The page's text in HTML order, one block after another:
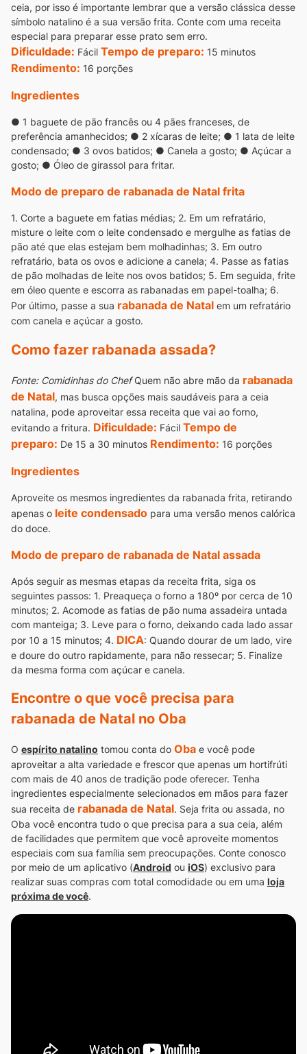
ceia, por isso é importante lembrar que a versão clássica desse
símbolo natalino é a sua versão frita. Conte com uma receita
especial para preparar esse prato sem erro.
Dificuldade: Fácil Tempo de preparo: 15 minutos
Rendimento: 16 porções
Ingredientes
● 1 baguete de pão francês ou 4 pães franceses, de
preferência amanhecidos; ● 2 xícaras de leite; ● 1 lata de leite
condensado; ● 3 ovos batidos; ● Canela a gosto; ● Açúcar a
gosto; ● Óleo de girassol para fritar.
Modo de preparo de rabanada de Natal frita
1. Corte a baguete em fatias médias; 2. Em um refratário,
misture o leite com o leite condensado e mergulhe as fatias de
pão até que elas estejam bem molhadinhas; 3. Em outro
refratário, bata os ovos e adicione a canela; 4. Passe as fatias
de pão molhadas de leite nos ovos batidos; 5. Em seguida, frite
em óleo quente e escorra as rabanadas em papel-toalha; 6.
Por último, passe a sua rabanada de Natal em um refratário
com canela e açúcar a gosto.
Como fazer rabanada assada?
Fonte: Comidinhas do Chef Quem não abre mão da rabanada
de Natal, mas busca opções mais saudáveis para a ceia
natalina, pode aproveitar essa receita que vai ao forno,
evitando a fritura. Dificuldade: Fácil Tempo de
preparo: De 15 a 30 minutos Rendimento: 16 porções
Ingredientes
Aproveite os mesmos ingredientes da rabanada frita, retirando
apenas o leite condensado para uma versão menos calórica
do doce.
Modo de preparo de rabanada de Natal assada
Após seguir as mesmas etapas da receita frita, siga os
seguintes passos: 1. Preaqueça o forno a 180º por cerca de 10
minutos; 2. Acomode as fatias de pão numa assadeira untada
com manteiga; 3. Leve para o forno, deixando cada lado assar
por 10 a 15 minutos; 4. DICA: Quando dourar de um lado, vire
e doure do outro rapidamente, para não ressecar; 5. Finalize
da mesma forma com açúcar e canela.
Encontre o que você precisa para
rabanada de Natal no Oba
O espírito natalino tomou conta do Oba e você pode
aproveitar a alta variedade e frescor que apenas um hortifrúti
com mais de 40 anos de tradição pode oferecer. Tenha
ingredientes especialmente selecionados em mãos para fazer
sua receita de rabanada de Natal. Seja frita ou assada, no
Oba você encontra tudo o que precisa para a sua ceia, além
de facilidades que permitem que você aproveite momentos
especiais com sua família sem preocupações. Conte conosco
por meio de um aplicativo (Android ou iOS) exclusivo para
realizar suas compras com total comodidade ou em uma loja
próxima de você.